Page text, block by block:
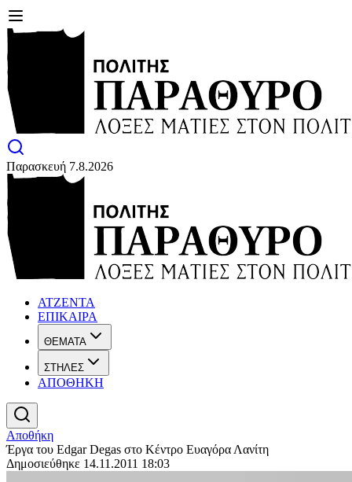
Παρασκευή 7.8.2026
ΑΤΖΕΝΤΑ
ΕΠΙΚΑΙΡΑ
ΘΕΜΑΤΑ
ΣΤΗΛΕΣ
ΑΠΟΘΗΚΗ
Αποθήκη
Έργα του Edgar Degas στο Κέντρο Ευαγόρα Λανίτη
Δημοσιεύθηκε 14.11.2011 18:03